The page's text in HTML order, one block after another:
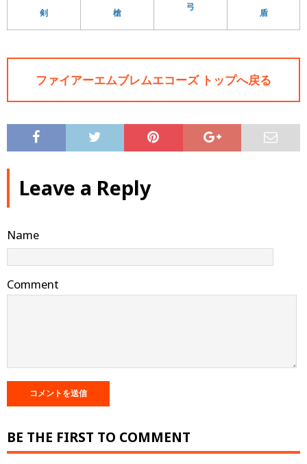
剣 槍
弓
盾
ファイアーエムブレムエコーズ トップへ戻る
Leave a Reply
Name
Comment
BE THE FIRST TO COMMENT